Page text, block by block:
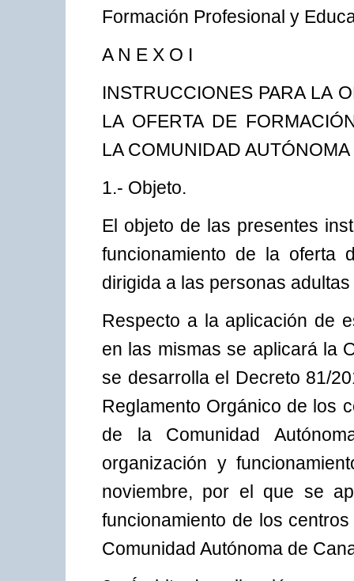
Formación Profesional y
A N E X O I
INSTRUCCIONES PARA LA
LA OFERTA DE
LA COMUNIDAD
1.- Objeto.
El objeto de las presentes
funcionamiento de la oferta
dirigida a las personas
Respecto a la aplicación de
en las mismas se aplicará la
se desarrolla el Decreto 81/
Reglamento Orgánico de los
de la Comunidad
organización y
noviembre, por el que se
funcionamiento de los
Comunidad Autónoma de